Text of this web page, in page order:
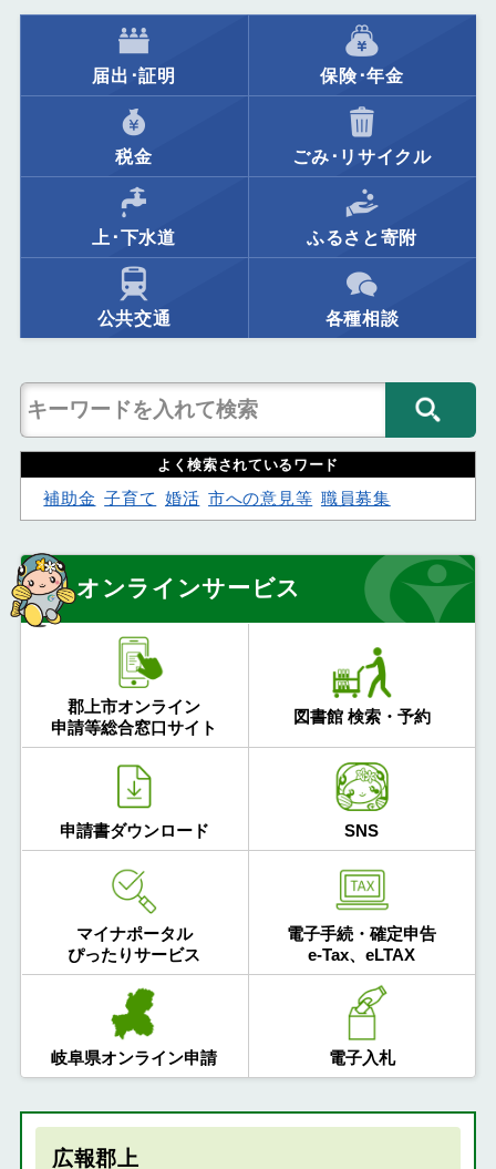
届出･証明 保険･年金
税金 ごみ･リサイクル
上･下水道 ふるさと寄附
公共交通 各種相談
よく検索されているワード
補助金 子育て 婚活 市への意見等 職員募集
オンラインサービス
郡上市オンライン
申請等総合窓口サイト
図書館 検索・予約
申請書ダウンロード SNS
マイナポータル
ぴったりサービス
電子手続・確定申告
e-Tax、eLTAX
岐阜県オンライン申請 電子入札
広報郡上